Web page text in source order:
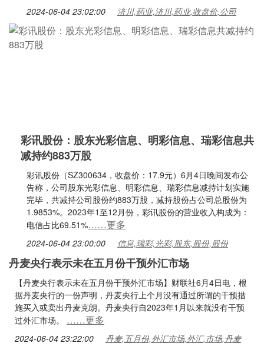
2024-06-04 23:02:00 济川,药业,济川,药业,收盘价,公司
彩讯股份：股东光彩信息、明彩信息、瑞彩信息共
减持约883万股
彩讯股份（SZ300634，收盘价：17.9元）6月4日晚间发布公
告称，公司股东光彩信息、明彩信息、瑞彩信息减持计划实施
完毕，共减持公司股份约883万股，减持股份占公司总股份为
1.9853%。2023年1至12月份，彩讯股份的营业收入构成为：
电信占比69.51%……更多
2024-06-04 23:00:00 信息,瑞彩,光彩,股东,股份,股份
丹麦央行表示未在五月份干预外汇市场
【丹麦央行表示未在五月份干预外汇市场】财联社6月4日电，根
据丹麦央行的一份声明，丹麦央行上个月没有通过所谓的干预措
施买入或卖出丹麦克朗。丹麦央行自2023年1月以来就没有干预
过外汇市场。 ……更多
2024-06-04 23:22:00 丹麦,五月份,外汇市场,外汇,市场,丹麦